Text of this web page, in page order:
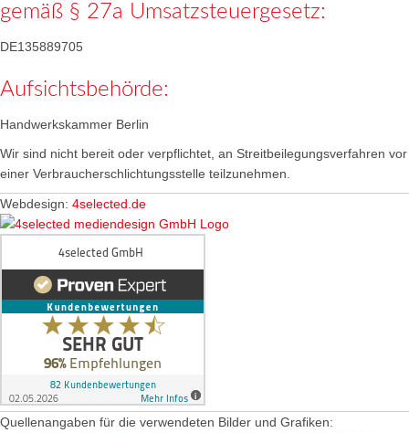
gemäß § 27a Umsatzsteuergesetz:
DE135889705
Aufsichtsbehörde:
Handwerkskammer Berlin
Wir sind nicht bereit oder verpflichtet, an Streitbeilegungsverfahren vor
einer Verbraucherschlichtungsstelle teilzunehmen.
Webdesign: 4selected.de
Quellenangaben für die verwendeten Bilder und Grafiken: